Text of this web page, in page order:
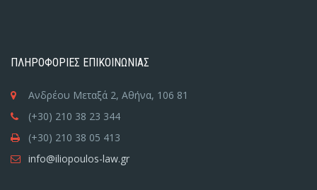
ΠΛΗΡΟΦΟΡΙΕΣ ΕΠΙΚΟΙΝΩΝΙΑΣ
Ανδρέου Μεταξά 2, Αθήνα, 106 81
(+30) 210 38 23 344
(+30) 210 38 05 413
info@iliopoulos-law.gr